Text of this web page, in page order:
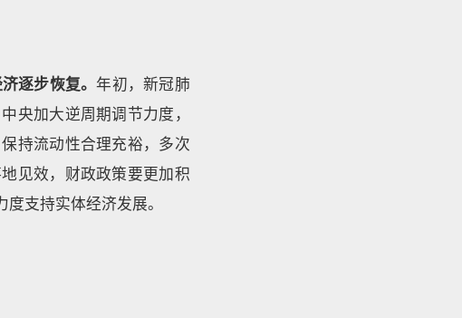
逐步恢复。年初，新冠肺
央加大逆周期调节力度，
持流动性合理充裕，多次
见效，财政政策要更加积
支持实体经济发展。